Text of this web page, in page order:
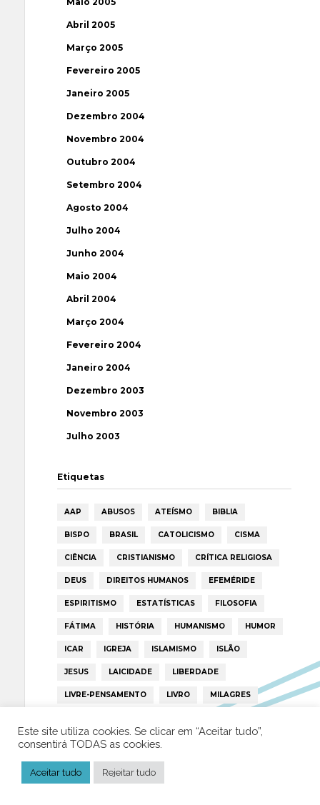
Abril 2005
Março 2005
Fevereiro 2005
Janeiro 2005
Dezembro 2004
Novembro 2004
Outubro 2004
Setembro 2004
Agosto 2004
Julho 2004
Junho 2004
Maio 2004
Abril 2004
Março 2004
Fevereiro 2004
Janeiro 2004
Dezembro 2003
Novembro 2003
Julho 2003
Etiquetas
AAP ABUSOS ATEÍSMO BIBLIA
BISPO BRASIL CATOLICISMO CISMA
CIÊNCIA CRISTIANISMO CRÍTICA RELIGIOSA
DEUS DIREITOS HUMANOS EFEMÉRIDE
ESPIRITISMO ESTATÍSTICAS FILOSOFIA
FÁTIMA HISTÓRIA HUMANISMO HUMOR
ICAR IGREJA ISLAMISMO ISLÃO
JESUS LAICIDADE LIBERDADE
LIVRE-PENSAMENTO LIVRO MILAGRES
PAPA PAPAS PEDOFILIA
PORTUGAL RELIGIÃO
TRUMP VATICANO
Este site utiliza cookies. Se clicar em “Aceitar tudo”,
consentirá TODAS as cookies.
Aceitar tudo Rejeitar tudo